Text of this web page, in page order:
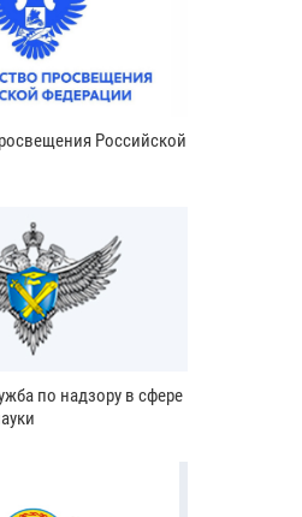
Российской
по надзору в сфере